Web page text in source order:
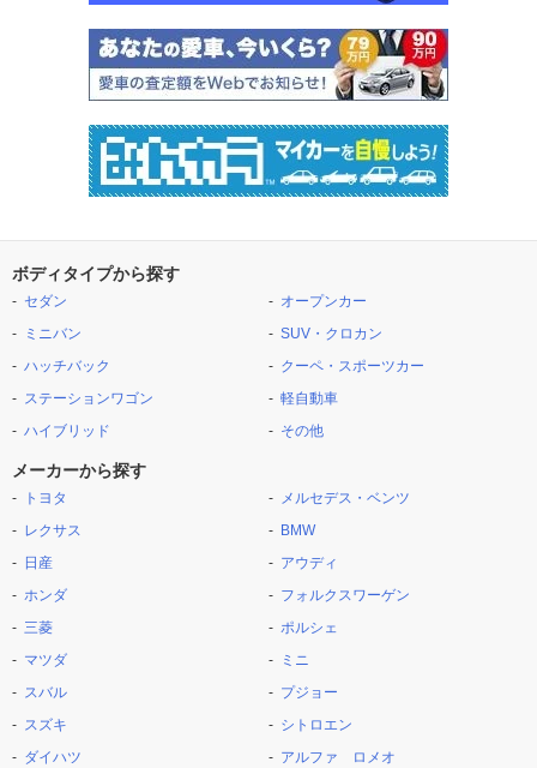
ボディタイプから探す
セダン
ミニバン
ハッチバック
ステーションワゴン
ハイブリッド
オープンカー
SUV・クロカン
クーペ・スポーツカー
軽自動車
その他
メーカーから探す
トヨタ
レクサス
日産
ホンダ
三菱
マツダ
スバル
スズキ
ダイハツ
メルセデス・ベンツ
BMW
アウディ
フォルクスワーゲン
ポルシェ
ミニ
プジョー
シトロエン
アルファ ロメオ